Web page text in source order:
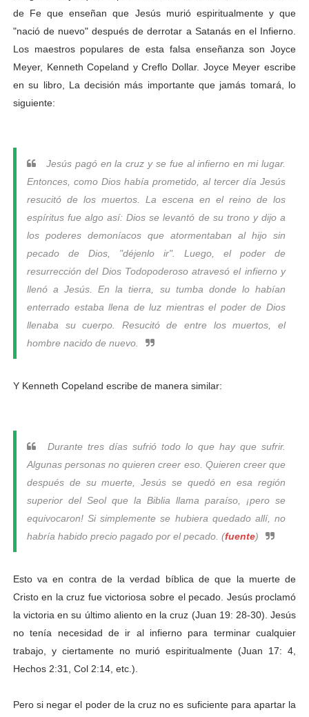
de Fe que enseñan que Jesús murió espiritualmente y que
"nació de nuevo" después de derrotar a Satanás en el Infierno.
Los maestros populares de esta falsa enseñanza son Joyce
Meyer, Kenneth Copeland y Creflo Dollar. Joyce Meyer escribe
en su libro, La decisión más importante que jamás tomará, lo
siguiente:
Jesús pagó en la cruz y se fue al infierno en mi lugar.
Entonces, como Dios había prometido, al tercer día Jesús
resucitó de los muertos. La escena en el reino de los
espíritus fue algo así: Dios se levantó de su trono y dijo a
los poderes demoníacos que atormentaban al hijo sin
pecado de Dios, "déjenlo ir". Luego, el poder de
resurrección del Dios Todopoderoso atravesó el infierno y
llenó a Jesús. En la tierra, su tumba donde lo habían
enterrado estaba llena de luz mientras el poder de Dios
llenaba su cuerpo. Resucitó de entre los muertos, el
hombre nacido de nuevo.
Y Kenneth Copeland escribe de manera similar:
Durante tres días sufrió todo lo que hay que sufrir.
Algunas personas no quieren creer eso. Quieren creer que
después de su muerte, Jesús se quedó en esa región
superior del Seol que la Biblia llama paraíso, ¡pero se
equivocaron! Si simplemente se hubiera quedado allí, no
habría habido precio pagado por el pecado. (fuente)
Esto va en contra de la verdad bíblica de que la muerte de
Cristo en la cruz fue victoriosa sobre el pecado. Jesús proclamó
la victoria en su último aliento en la cruz (Juan 19: 28-30). Jesús
no tenía necesidad de ir al infierno para terminar cualquier
trabajo, y ciertamente no murió espiritualmente (Juan 17: 4,
Hechos 2:31, Col 2:14, etc.).
Pero si negar el poder de la cruz no es suficiente para apartar la